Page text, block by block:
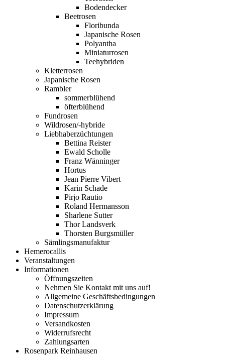
Bodendecker
Beetrosen
Floribunda
Japanische Rosen
Polyantha
Miniaturrosen
Teehybriden
Kletterrosen
Japanische Rosen
Rambler
sommerblühend
öfterblühend
Fundrosen
Wildrosen/-hybride
Liebhaberzüchtungen
Bettina Reister
Ewald Scholle
Franz Wänninger
Hortus
Jean Pierre Vibert
Karin Schade
Pirjo Rautio
Roland Hermansson
Sharlene Sutter
Thor Landsverk
Thorsten Burgsmüller
Sämlingsmanufaktur
Hemerocallis
Veranstaltungen
Informationen
Öffnungszeiten
Nehmen Sie Kontakt mit uns auf!
Allgemeine Geschäftsbedingungen
Datenschutzerklärung
Impressum
Versandkosten
Widerrufsrecht
Zahlungsarten
Rosenpark Reinhausen